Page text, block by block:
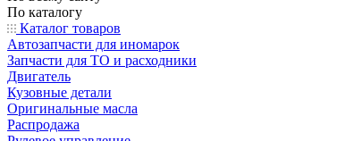
По каталогу
Каталог товаров
Автозапчасти для иномарок
Запчасти для ТО и расходники
Двигатель
Кузовные детали
Оригинальные масла
Распродажа